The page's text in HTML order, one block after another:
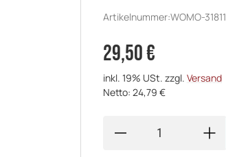
Artikelnummer:WOMO-31811
29,50 €
inkl. 19% USt. zzgl. Versand
Netto: 24,79 €